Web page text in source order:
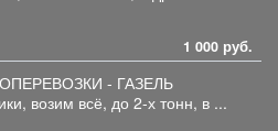
1 000 руб.
- ГАЗЕЛЬ
возим всё, до 2-х тонн, в ...